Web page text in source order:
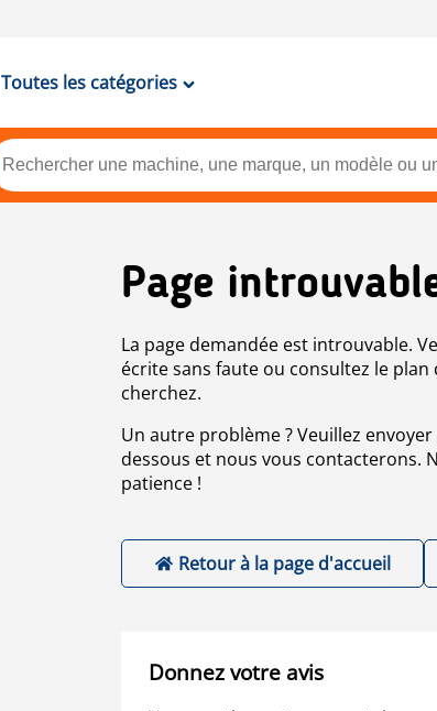
Toutes les catégories
Page
La page demandée est introuvable.
écrite sans faute ou consultez le
cherchez.
Un autre problème ? Veuillez
dessous et nous vous contacterons.
patience !
Retour à la page d'accueil
Donnez votre avis